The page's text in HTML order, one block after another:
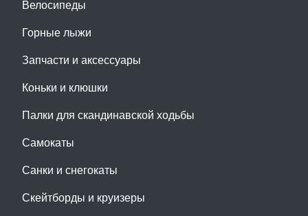
Велосипеды
Горные лыжи
Запчасти и аксессуары
Коньки и клюшки
Палки для скандинавской ходьбы
Самокаты
Санки и снегокаты
Скейтборды и круизеры